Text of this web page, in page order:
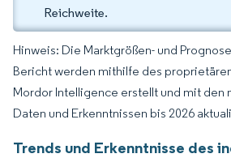
Reichweite.
Hinweis: Die Marktgrößen- und
Bericht werden mithilfe des
Mordor Intelligence erstellt und mit den
Daten und Erkenntnissen bis 2026
Trends und Erkenntnisse des